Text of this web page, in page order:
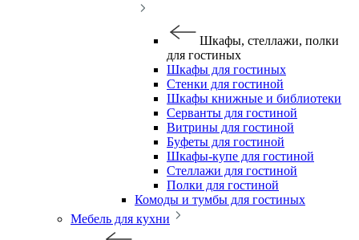
Шкафы, стеллажи, полки
для гостиных
Шкафы для гостиных
Стенки для гостиной
Шкафы книжные и библиотеки
Серванты для гостиной
Витрины для гостиной
Буфеты для гостиной
Шкафы-купе для гостиной
Стеллажи для гостиной
Полки для гостиной
Комоды и тумбы для гостиных
Мебель для кухни